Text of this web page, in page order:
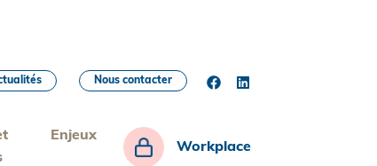
Enjeux
Workplace
Nous contacter